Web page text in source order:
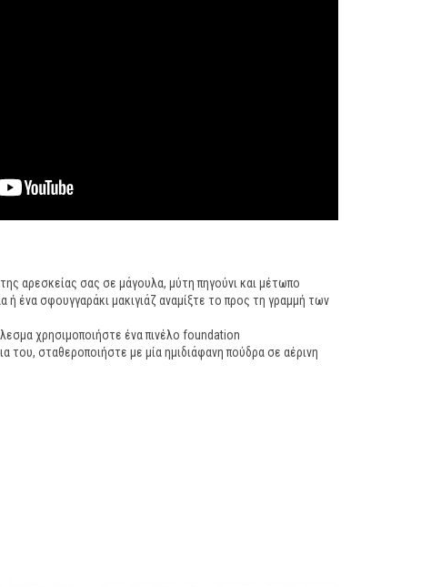
αρεσκείας σας σε μάγουλα, μύτη πηγούνι και μέτωπο
ή ένα σφουγγαράκι μακιγιάζ αναμίξτε το προς τη γραμμή των
χρησιμοποιήστε ένα πινέλο foundation
του, σταθεροποιήστε με μία ημιδιάφανη πούδρα σε αέρινη